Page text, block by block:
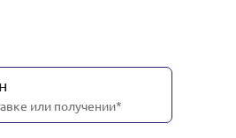
или получении*